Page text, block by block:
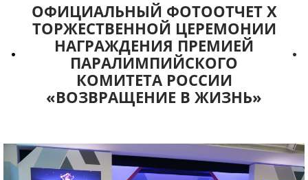
ОФИЦИАЛЬНЫЙ ФОТООТЧЕТ X
ТОРЖЕСТВЕННОЙ ЦЕРЕМОНИИ
НАГРАЖДЕНИЯ ПРЕМИЕЙ
ПАРАЛИМПИЙСКОГО
КОМИТЕТА РОССИИ
«ВОЗВРАЩЕНИЕ В ЖИЗНЬ»